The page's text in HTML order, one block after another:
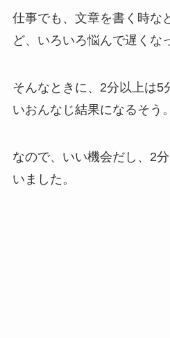
仕事でも、文章を書く時な
ど、いろいろ悩んで遅くな
そんなときに、2分以上は5
いおんなじ結果になるそう。
なので、いい機会だし、2
いました。